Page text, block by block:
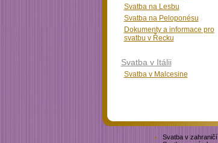
Svatba na Lesbu
Svatba na Peloponésu
Dokumenty a informace pro
svatbu v Řecku
Svatba v Itálii
Svatba v Malcesine
Svatba v zahraničí